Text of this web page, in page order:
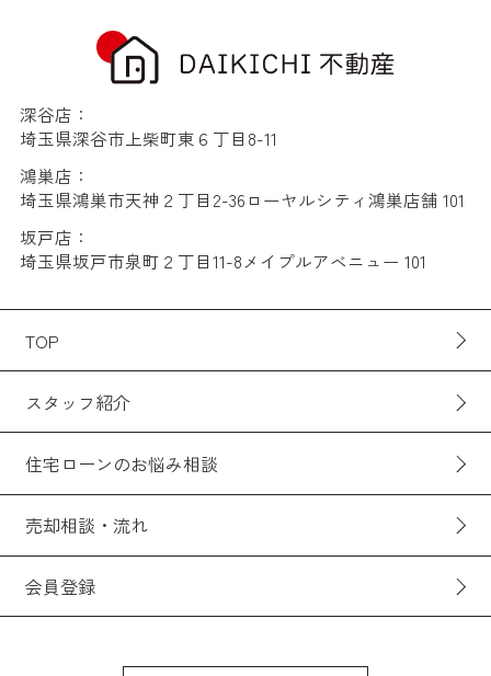
深谷店：
埼玉県深谷市上柴町東６丁目8-11
鴻巣店：
埼玉県鴻巣市天神２丁目2-36ローヤルシティ鴻巣店舗 101
坂戸店：
埼玉県坂戸市泉町２丁目11-8メイプルアベニュー 101
TOP
スタッフ紹介
住宅ローンのお悩み相談
売却相談・流れ
会員登録